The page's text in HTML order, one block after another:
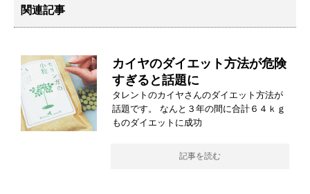
関連記事
カイヤのダイエット方法が危険
すぎると話題に
タレントのカイヤさんのダイエット方法が
話題です。 なんと３年の間に合計６４ｋｇ
ものダイエットに成功
記事を読む